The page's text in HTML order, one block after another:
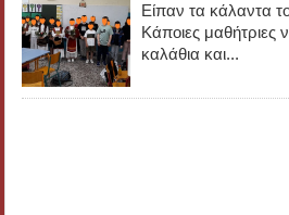
Είπαν τα κάλαντα
Κάποιες μαθήτριες
καλάθια και...